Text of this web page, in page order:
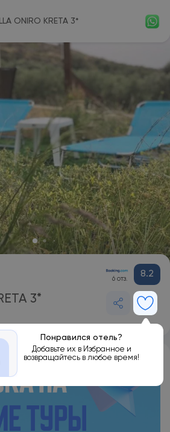
ONIRO KRETA 3*
6 отз. 8.2
3*
Понравился отель?
Добавьте их в Избранное и
возвращайтесь в любое время!